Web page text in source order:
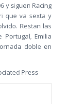
y siguen Racing
que va sexta y
Restan las
Emilia
doble en
Press